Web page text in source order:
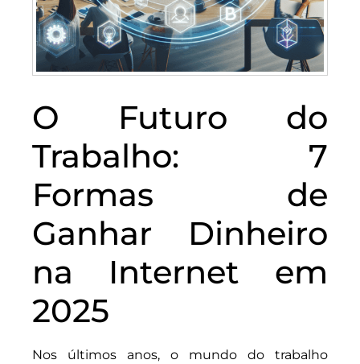
O Futuro do
Trabalho: 7
Formas de
Ganhar Dinheiro
na Internet em
2025
Nos últimos anos, o mundo do trabalho